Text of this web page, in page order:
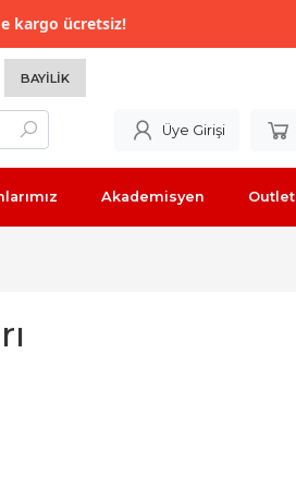
kargo ücretsiz!
BAYILIK
Üye Girişi
Akademisyen Outlet